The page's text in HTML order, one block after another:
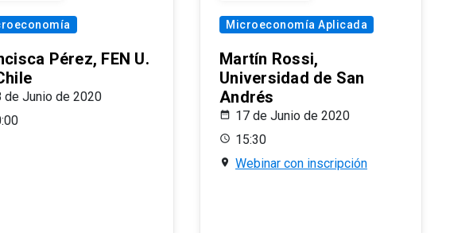
Pérez, FEN U.
de Junio de 2020
Microeconomía Aplicada
Martín Rossi,
Universidad de San
Andrés
17 de Junio de 2020
15:30
Webinar con inscripción